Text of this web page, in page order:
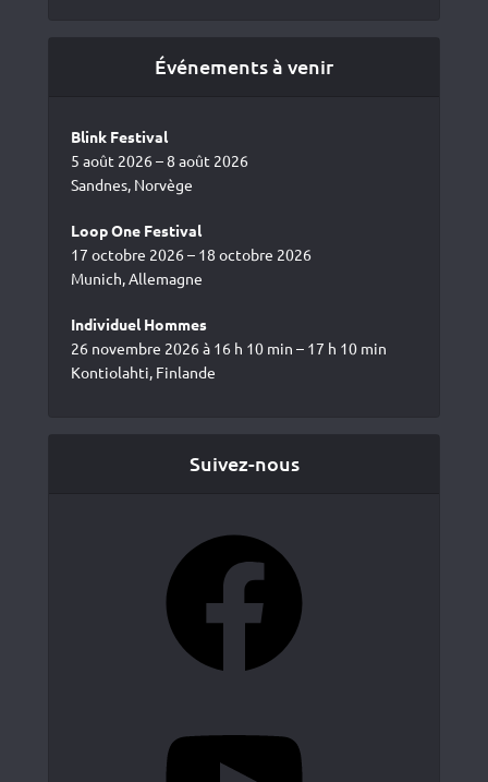
Événements à venir
Blink Festival
5 août 2026 – 8 août 2026
Sandnes, Norvège
Loop One Festival
17 octobre 2026 – 18 octobre 2026
Munich, Allemagne
Individuel Hommes
26 novembre 2026 à 16 h 10 min – 17 h 10 min
Kontiolahti, Finlande
Suivez-nous